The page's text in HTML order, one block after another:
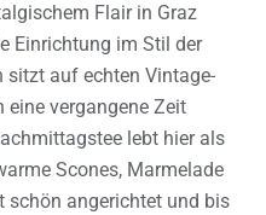
Flair in Graz
Einrichtung im Stil der
sitzt auf echten Vintage-
vergangene Zeit
lebt hier als
Scones, Marmelade
schön angerichtet und bis